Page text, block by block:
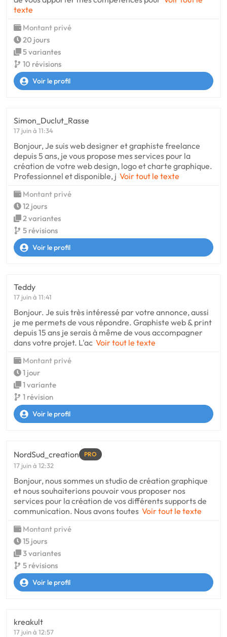
texte
Montant privé
20 jours
5 variantes
10 révisions
Voir le profil
Simon_Duclut_Rasse
17 juin à 11:34
Bonjour, Je suis web designer et graphiste freelance
depuis 5 ans, je vous propose mes services pour la
création de votre web design, logo et charte graphique.
Professionnel et disponible, j Voir tout le texte
Montant privé
12 jours
2 variantes
5 révisions
Voir le profil
Teddy
17 juin à 11:41
Bonjour. Je suis très intéressé par votre annonce, aussi
je me permets de vous répondre. Graphiste web & print
depuis 15 ans je serais à même de vous accompagner
dans votre projet. L'ac Voir tout le texte
Montant privé
1 jour
1 variante
1 révision
Voir le profil
NordSud_creation PRO
17 juin à 12:32
Bonjour, nous sommes un studio de création graphique
et nous souhaiterions pouvoir vous proposer nos
services pour la création de vos différents supports de
communication. Nous avons toutes Voir tout le texte
Montant privé
15 jours
3 variantes
5 révisions
Voir le profil
kreakult
17 juin à 12:57